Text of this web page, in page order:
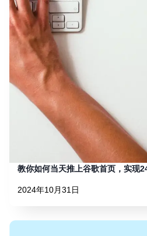
教你如何当天推上谷歌首页，实现
2024年10月31日